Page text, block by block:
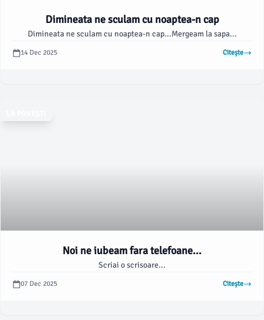
Dimineata ne sculam cu noaptea-n cap
Dimineata ne sculam cu noaptea-n cap...Mergeam la sapa...
14 Dec 2025 Citește
Noi ne iubeam fara telefoane...
Scriai o scrisoare...
07 Dec 2025 Citește